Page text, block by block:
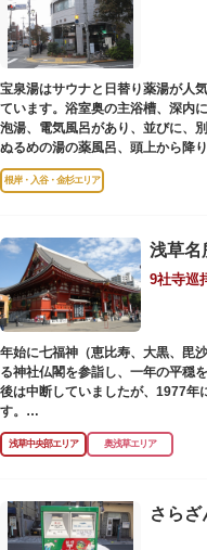
宝泉湯はサウナと日替り薬湯が人
ています。浴室奥の主浴槽、深内
泡湯、電気風呂があり、並びに、
ぬるめの湯の薬風呂、頭上から降
と評判です。
根岸・入谷・金杉エリア
浅草名
9社寺巡
年始に七福神（恵比寿、大黒、毘
る神社仏閣を参詣し、一年の平穏
後は中断していましたが、1977年
す。
浅草名所七福神の特徴は福禄寿、
るところ。九は数の究み、鳩と言
絵馬をつけ、色紙・福絵に御朱印
浅草中央部エリア 奥浅草エリア
さらざ